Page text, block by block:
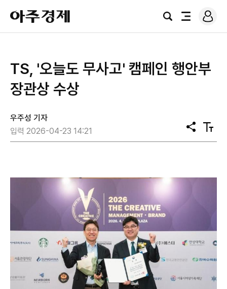
아
주
경
검
전
로
그
TS, '오늘도 무사고' 캠페인 행안부
장관상 수상
우주성 기자
입력 2026-04-23 14:21
공
유
텍
스